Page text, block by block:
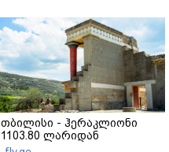
თბილისი - ჰერაკლიონი
1103.80 ლარიდან